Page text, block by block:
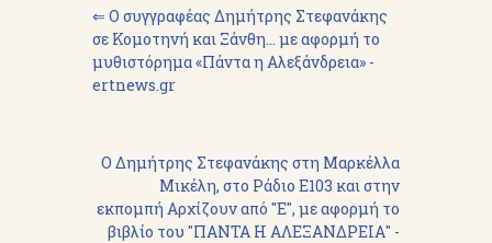
⇐ Ο συγγραφέας Δημήτρης Στεφανάκης
σε Κομοτηνή και Ξάνθη... με αφορμή το
μυθιστόρημα «Πάντα η Αλεξάνδρεια» -
ertnews.gr
Ο Δημήτρης Στεφανάκης στη Μαρκέλλα
Μικέλη, στο Ράδιο Ε103 και στην
εκπομπή Αρχίζουν από "Ε", με αφορμή το
βιβλίο του "ΠΑΝΤΑ Η ΑΛΕΞΑΝΔΡΕΙΑ" -